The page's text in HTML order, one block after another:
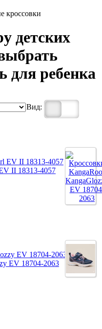
кроссовки
детских
для ребенка
Вид:
II 18313-4057
EV 18704-2063